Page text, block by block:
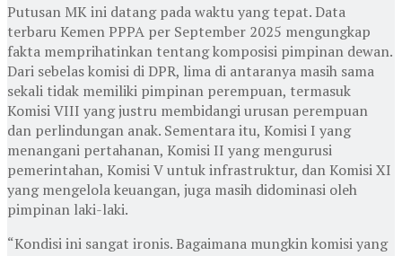
Putusan MK ini datang pada waktu yang tepat. Data
terbaru Kemen PPPA per September 2025 mengungkap
fakta memprihatinkan tentang komposisi pimpinan dewan.
Dari sebelas komisi di DPR, lima di antaranya masih sama
sekali tidak memiliki pimpinan perempuan, termasuk
Komisi VIII yang justru membidangi urusan perempuan
dan perlindungan anak. Sementara itu, Komisi I yang
menangani pertahanan, Komisi II yang mengurusi
pemerintahan, Komisi V untuk infrastruktur, dan Komisi XI
yang mengelola keuangan, juga masih didominasi oleh
pimpinan laki-laki.
“Kondisi ini sangat ironis. Bagaimana mungkin komisi yang